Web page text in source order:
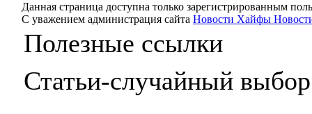
Данная страница доступна только зарегистрированным
С уважением администрация сайта Новости Хайфы
Полезные ссылки
Статьи-случайный выбор